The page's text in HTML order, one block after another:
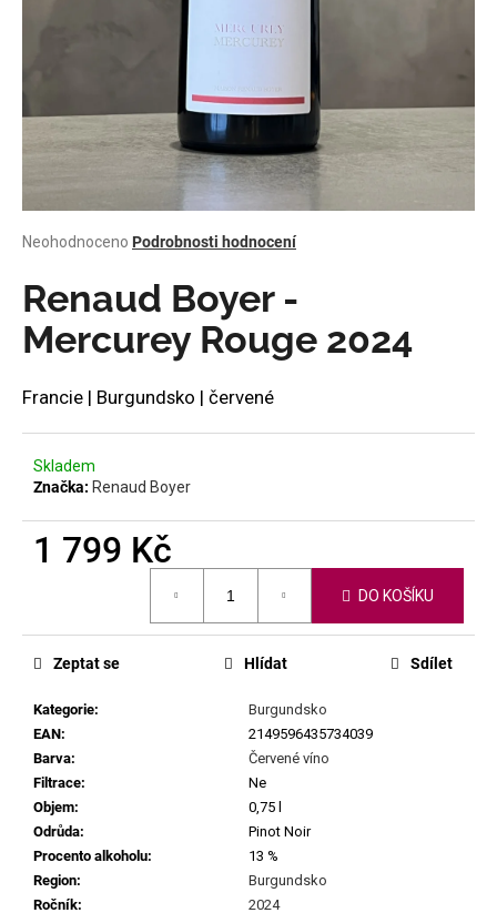
Průměrné
produktu
je
0,0
hvězdiček.
Neohodnoceno Podrobnosti hodnocení
Renaud Boyer -
Mercurey Rouge 2024
Francie | Burgundsko | červené
Skladem
Značka: Renaud Boyer
1 799 Kč
DO KOŠÍKU
Kategorie:
Burgundsko
EAN:
2149596435734039
Barva:
Červené víno
Filtrace:
Ne
Objem:
0,75 l
Odrůda:
Pinot Noir
Procento alkoholu:
13 %
Region:
Burgundsko
Ročník:
2024
Zeptat se Hlídat Sdílet
í
t
?
D
p
o
u
č
u
VAJČNER
TETHYS
2023
399
Kč